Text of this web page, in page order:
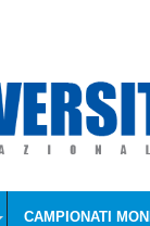
CAMPIONATI